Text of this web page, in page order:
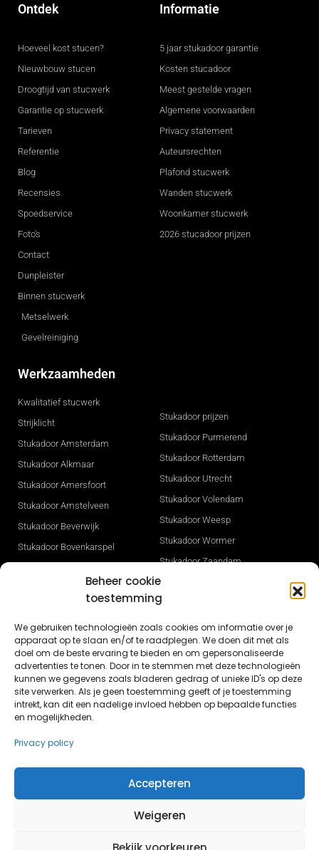
Beheer cookie
toestemming
We gebruiken technologieën zoals cookies om informatie over je
apparaat op te slaan en/of te raadplegen. We doen dit met als
doel om de beste ervaring te bieden en om gepersonaliseerde
advertenties te tonen. Door in te stemmen met deze technologieën
kunnen we gegevens zoals bladeren gedrag of unieke ID's op deze
site verwerken. Als je geen toestemming geeft of je toestemming
intrekt, kan dit een nadelige invloed hebben op bepaalde functies
en mogelijkheden.
Privacy policy
Accepteren
Weigeren
Ontdek
Hoeveel kost stucen?
Nieuwbouw stucen
Droogtijd van stucwerk
Garantie op stucwerk
Tarieven
Referentie
Blog
Recensies
Spoedservice
Foto's
Contact
Dunpleister
Binnen stucwerk
Metselwerk
Gevelreiniging
Informatie
5 jaar stukadoor garantie
Kosten stucadoor
Meest gestelde vragen
Algemene voorwaarden
Privacy statement
Auteursrechten
Plafond stucwerk
Wanden stucwerk
Woonkamer stucwerk
2026 stucadoor prijzen
Werkzaamheden
Kwalitatief stucwerk
Strijklicht
Stukadoor Amsterdam
Stukadoor Alkmaar
Stukadoor Amersfoort
Stukadoor Amstelveen
Stukadoor Beverwijk
Stukadoor Bovenkarspel
Stukadoor Heerhugowaard
Stukadoor Hoorn
Stukadoor Ijmuiden
Stukadoor Leeuwarden
Stukadoor Lelystad
Stucwerk Lisse
Stukadoor prijzen
Stukadoor Purmerend
Stukadoor Rotterdam
Stukadoor Utrecht
Stukadoor Volendam
Stukadoor Weesp
Stukadoor Wormer
Stukadoor Zaandam
Stukadoor Zwaag
Gevelisolatie
Stukadoor Sneek
Stukadoor Opmeer
Nieuwbouw stucwerk in Dronten
Nieuwbouw stukadoor Lelystad
© Butun.nl 2026 - Alle rechten voorbehouden